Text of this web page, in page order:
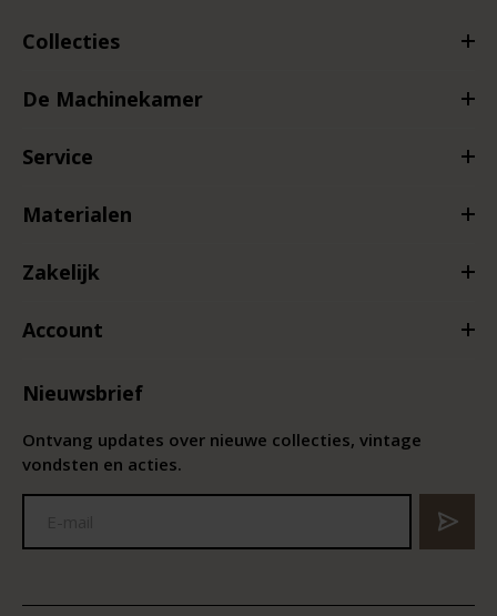
Collecties
De Machinekamer
Service
Materialen
Zakelijk
Account
Nieuwsbrief
Ontvang updates over nieuwe collecties, vintage
vondsten en acties.